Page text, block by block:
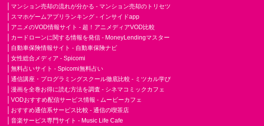
マンション売却の流れが分かる - マンション売却のトリセツ
スマホゲームアプリランキング - インサイドapp
アニメのVOD情報サイト - 超！アニメディアVOD比較
カードローンに関する情報を発信 - MoneyLendingマスター
自動車保険情報サイト - 自動車保険ナビ
女性総合メディア - Spicomi
無料占いサイト - Spicomi無料占い
通信講座・プログラミングスクール徹底比較 - ミツカル学び
漫画を全巻お得に読む方法を調査 - シネマコミックカフェ
VODおすすめ配信サービス情報 - ムービーカフェ
おすすめ通信系サービス比較 - 通信の喫茶店
音楽サービス専門サイト - Music Life Cafe